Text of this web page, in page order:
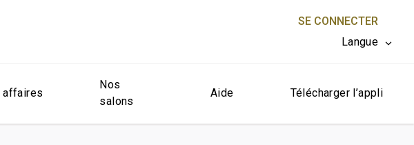
SE CONNECTER
Langue
FERMER X
affaires
Nos
salons
Aide Télécharger l’appli